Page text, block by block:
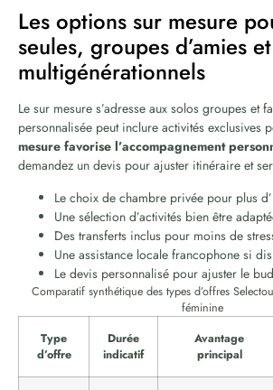
Les options sur mesure
seules, groupes d’amies
multigénérationnels
Le sur mesure s’adresse aux solos groupes et
personnalisée peut inclure activités exclusives
mesure favorise l’accompagnement
demandez un devis pour ajuster itinéraire et
Le choix de chambre privée pour plus
Une sélection d’activités bien être
Des transferts inclus pour moins de
Une assistance locale francophone si
Le devis personnalisé pour ajuster le
Comparatif synthétique des types d’offres
féminine
Type
d’offre
Durée
indicatif
Avantage
principal